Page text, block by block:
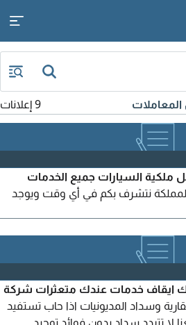
المعاملات 9 إعلانات
ملكية السيارات جميع الخدمات
نتشرف بكم في أي وقت ويوجد
ايقاف خدمات عندك متعثرات شركة
وسداد المديونيات اذا حاب تستفيد